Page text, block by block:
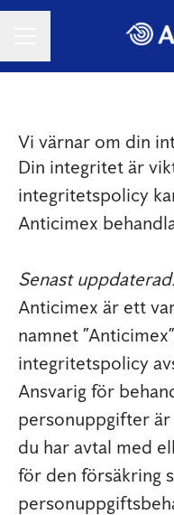
Vi värnar om din
Din integritet är
integritetspolicy
Anticimex
Senast
Anticimex är ett
namnet
integritetspolicy
Ansvarig för
personuppgifter
du har avtal med
för den försäkring